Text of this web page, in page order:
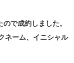
で成約しました。
ネーム、イニシャル